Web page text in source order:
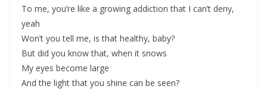
To me, you’re like a growing addiction that I can’t deny,
yeah
Won’t you tell me, is that healthy, baby?
But did you know that, when it snows
My eyes become large
And the light that you shine can be seen?